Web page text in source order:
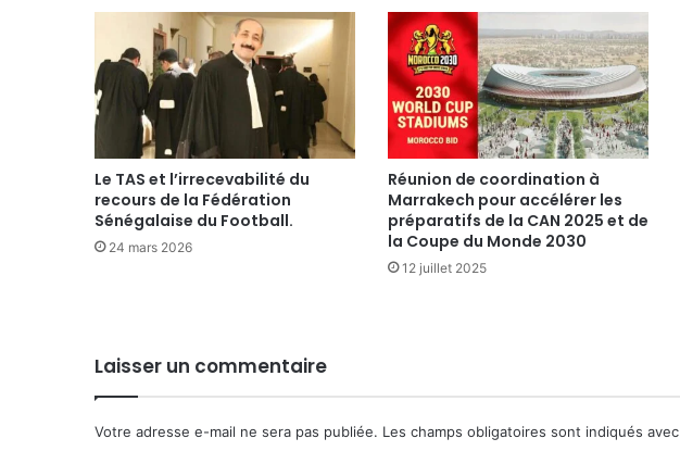
Le TAS et l’irrecevabilité du
recours de la Fédération
Sénégalaise du Football.
24 mars 2026
Réunion de coordination à
Marrakech pour accélérer les
préparatifs de la CAN 2025 et de
la Coupe du Monde 2030
12 juillet 2025
Laisser un commentaire
Votre adresse e-mail ne sera pas publiée. Les champs obligatoires sont indiqués avec